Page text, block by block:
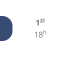
1zi
18h